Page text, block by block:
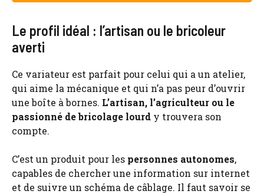
Le profil idéal : l’artisan ou le bricoleur
averti
Ce variateur est parfait pour celui qui a un atelier,
qui aime la mécanique et qui n’a pas peur d’ouvrir
une boîte à bornes. L’artisan, l’agriculteur ou le
passionné de bricolage lourd y trouvera son
compte.
C’est un produit pour les personnes autonomes,
capables de chercher une information sur internet
et de suivre un schéma de câblage. Il faut savoir se